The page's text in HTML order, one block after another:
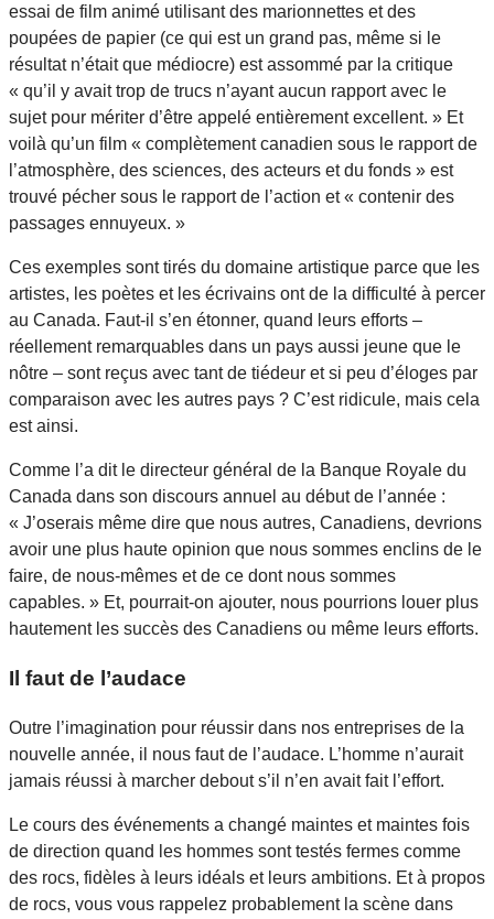
essai de film animé utilisant des marionnettes et des
poupées de papier (ce qui est un grand pas, même si le
résultat n’était que médiocre) est assommé par la critique
« qu’il y avait trop de trucs n’ayant aucun rapport avec le
sujet pour mériter d’être appelé entièrement excellent. » Et
voilà qu’un film « complètement canadien sous le rapport de
l’atmosphère, des sciences, des acteurs et du fonds » est
trouvé pécher sous le rapport de l’action et « contenir des
passages ennuyeux. »
Ces exemples sont tirés du domaine artistique parce que les
artistes, les poètes et les écrivains ont de la difficulté à percer
au Canada. Faut-il s’en étonner, quand leurs efforts –
réellement remarquables dans un pays aussi jeune que le
nôtre – sont reçus avec tant de tiédeur et si peu d’éloges par
comparaison avec les autres pays ? C’est ridicule, mais cela
est ainsi.
Comme l’a dit le directeur général de la Banque Royale du
Canada dans son discours annuel au début de l’année :
« J’oserais même dire que nous autres, Canadiens, devrions
avoir une plus haute opinion que nous sommes enclins de le
faire, de nous-mêmes et de ce dont nous sommes
capables. » Et, pourrait-on ajouter, nous pourrions louer plus
hautement les succès des Canadiens ou même leurs efforts.
Il faut de l’audace
Outre l’imagination pour réussir dans nos entreprises de la
nouvelle année, il nous faut de l’audace. L’homme n’aurait
jamais réussi à marcher debout s’il n’en avait fait l’effort.
Le cours des événements a changé maintes et maintes fois
de direction quand les hommes sont testés fermes comme
des rocs, fidèles à leurs idéals et leurs ambitions. Et à propos
de rocs, vous vous rappelez probablement la scène dans